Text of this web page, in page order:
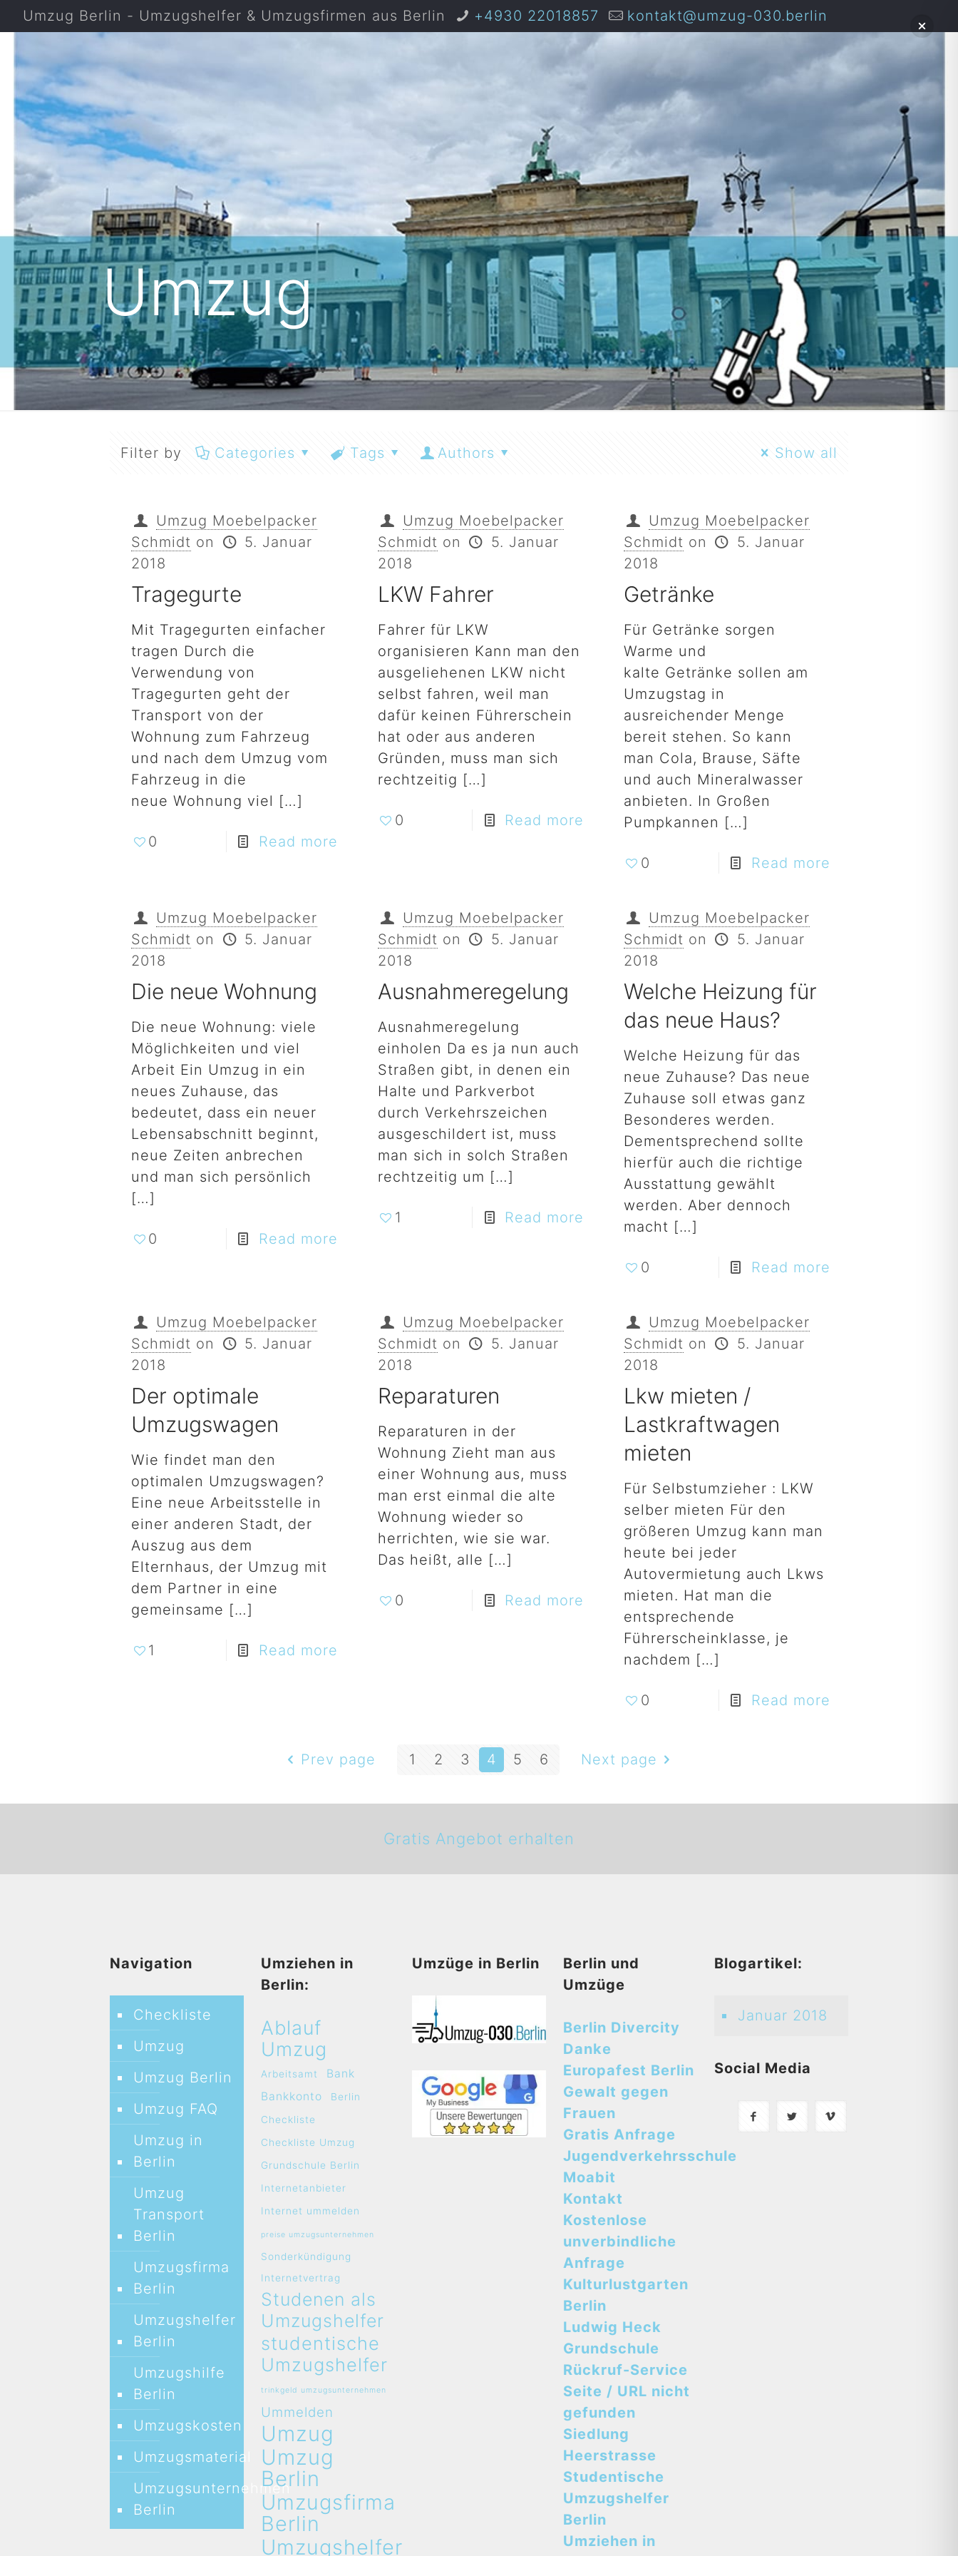
Umzug Berlin - Umzugshelfer & Umzugsfirmen aus Berlin +4930 22018857 kontakt@umzug-030.berlin
Umzug
Filter by Categories Tags Authors Show all
Umzug Moebelpacker
Schmidt on
5. Januar
2018
Tragegurte
Mit Tragegurten einfacher
tragen Durch die
Verwendung von
Tragegurten geht der
Transport von der
Wohnung zum Fahrzeug
und nach dem Umzug vom
Fahrzeug in die
neue Wohnung viel […]
0 Read more
Umzug Moebelpacker
Schmidt on
5. Januar
2018
LKW Fahrer
Fahrer für LKW
organisieren Kann man den
ausgeliehenen LKW nicht
selbst fahren, weil man
dafür keinen Führerschein
hat oder aus anderen
Gründen, muss man sich
rechtzeitig […]
0 Read more
Umzug Moebelpacker
Schmidt on
5. Januar
2018
Getränke
Für Getränke sorgen
Warme und
kalte Getränke sollen am
Umzugstag in
ausreichender Menge
bereit stehen. So kann
man Cola, Brause, Säfte
und auch Mineralwasser
anbieten. In Großen
Pumpkannen […]
0 Read more
Umzug Moebelpacker
Schmidt on
5. Januar
2018
Die neue Wohnung
Die neue Wohnung: viele
Möglichkeiten und viel
Arbeit Ein Umzug in ein
neues Zuhause, das
bedeutet, dass ein neuer
Lebensabschnitt beginnt,
neue Zeiten anbrechen
und man sich persönlich
[…]
0 Read more
Umzug Moebelpacker
Schmidt on
5. Januar
2018
Ausnahmeregelung
Ausnahmeregelung
einholen Da es ja nun auch
Straßen gibt, in denen ein
Halte und Parkverbot
durch Verkehrszeichen
ausgeschildert ist, muss
man sich in solch Straßen
rechtzeitig um […]
1 Read more
Umzug Moebelpacker
Schmidt on
5. Januar
2018
Welche Heizung für
das neue Haus?
Welche Heizung für das
neue Zuhause? Das neue
Zuhause soll etwas ganz
Besonderes werden.
Dementsprechend sollte
hierfür auch die richtige
Ausstattung gewählt
werden. Aber dennoch
macht […]
0 Read more
Umzug Moebelpacker
Schmidt on
5. Januar
2018
Der optimale
Umzugswagen
Wie findet man den
optimalen Umzugswagen?
Eine neue Arbeitsstelle in
einer anderen Stadt, der
Auszug aus dem
Elternhaus, der Umzug mit
dem Partner in eine
gemeinsame […]
1 Read more
Umzug Moebelpacker
Schmidt on
5. Januar
2018
Reparaturen
Reparaturen in der
Wohnung Zieht man aus
einer Wohnung aus, muss
man erst einmal die alte
Wohnung wieder so
herrichten, wie sie war.
Das heißt, alle […]
0 Read more
Umzug Moebelpacker
Schmidt on
5. Januar
2018
Lkw mieten /
Lastkraftwagen
mieten
Für Selbstumzieher : LKW
selber mieten Für den
größeren Umzug kann man
heute bei jeder
Autovermietung auch Lkws
mieten. Hat man die
entsprechende
Führerscheinklasse, je
nachdem […]
0 Read more
Prev page 1 2 3 4 5 6 Next page
Gratis Angebot erhalten
Navigation
Checkliste
Umzug
Umzug Berlin
Umzug FAQ
Umzug in
Berlin
Umzug
Transport
Berlin
Umzugsfirma
Berlin
Umzugshelfer
Berlin
Umzugshilfe
Berlin
Umzugskosten
Umzugsmaterial
Umzugsunternehmen
Berlin
Umziehen in
Berlin:
Ablauf
Umzug
Arbeitsamt
Bank
Bankkonto
Berlin
Checkliste
Checkliste Umzug
Grundschule Berlin
Internetanbieter
Internet ummelden
preise umzugsunternehmen
Sonderkündigung
Internetvertrag
Studenen als
Umzugshelfer
studentische
Umzugshelfer
trinkgeld umzugsunternehmen
Ummelden
Umzug
Umzug
Berlin
Umzugsfirma
Berlin
Umzugshelfer
Umzüge in Berlin
Berlin und
Umzüge
Berlin Divercity
Danke
Europafest Berlin
Gewalt gegen
Frauen
Gratis Anfrage
Jugendverkehrsschule
Moabit
Kontakt
Kostenlose
unverbindliche
Anfrage
Kulturlustgarten
Berlin
Ludwig Heck
Grundschule
Rückruf-Service
Seite / URL nicht
gefunden
Siedlung
Heerstrasse
Studentische
Umzugshelfer
Berlin
Umziehen in
Blogartikel:
Januar 2018
Social Media